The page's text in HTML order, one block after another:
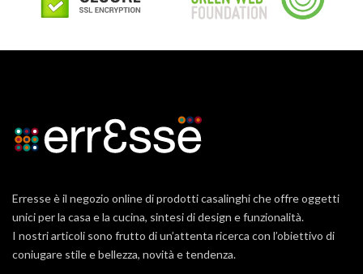
Erresse è il negozio online di prodotti casalinghi che offre oggetti
unici per la casa e la cucina, sintesi di design e funzionalità.
I nostri articoli sono frutto di un’attenta ricerca con l’obiettivo di
coniugare stile e bellezza, novità e tendenza.